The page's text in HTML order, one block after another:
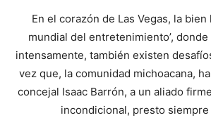
En el corazón de Las Vegas, la bien
mundial del entretenimiento’,
intensamente, también existen
vez que, la comunidad michoacana,
concejal Isaac Barrón, a un aliado
incondicional, presto siempre